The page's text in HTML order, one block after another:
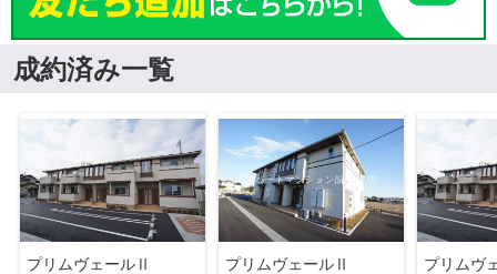
成約済み一覧
プリムヴェールⅡ プリムヴェールⅡ プリムヴ